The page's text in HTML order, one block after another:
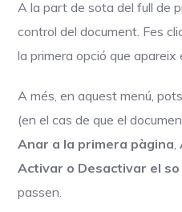
A la part de sota del full de
control del document. Fes
la primera opció que
A més, en aquest menú,
(en el cas de que el
Anar a la primera pàgina,
Activar o Desactivar el so
passen.